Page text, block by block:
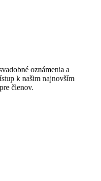
oznámenia a
k našim najnovším
členov.